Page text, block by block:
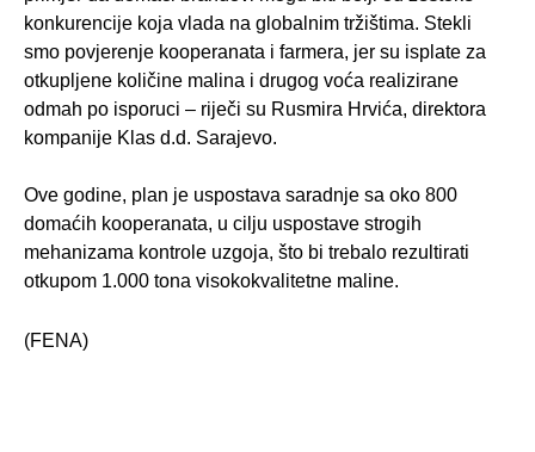
konkurencije koja vlada na globalnim tržištima. Stekli
smo povjerenje kooperanata i farmera, jer su isplate za
otkupljene količine malina i drugog voća realizirane
odmah po isporuci – riječi su Rusmira Hrvića, direktora
kompanije Klas d.d. Sarajevo.
Ove godine, plan je uspostava saradnje sa oko 800
domaćih kooperanata, u cilju uspostave strogih
mehanizama kontrole uzgoja, što bi trebalo rezultirati
otkupom 1.000 tona visokokvalitetne maline.
(FENA)